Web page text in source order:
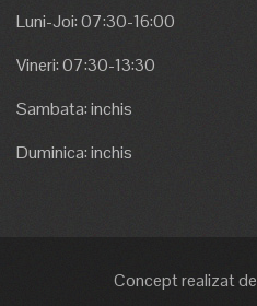
Luni-Joi: 07:30-16:00
Vineri: 07:30-13:30
Sambata: inchis
Duminica: inchis
Concept realizat de